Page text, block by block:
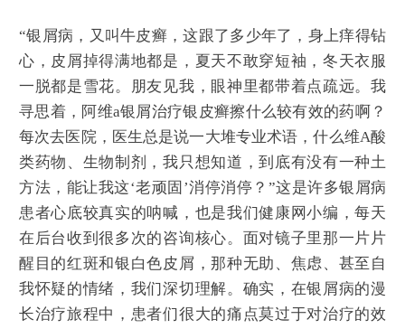
“银屑病，又叫牛皮癣，这跟了多少年了，身上痒得钻
心，皮屑掉得满地都是，夏天不敢穿短袖，冬天衣服
一脱都是雪花。朋友见我，眼神里都带着点疏远。我
寻思着，阿维a银屑治疗银皮癣擦什么较有效的药啊？
每次去医院，医生总是说一大堆专业术语，什么维A酸
类药物、生物制剂，我只想知道，到底有没有一种土
方法，能让我这‘老顽固’消停消停？”这是许多银屑病
患者心底较真实的呐喊，也是我们健康网小编，每天
在后台收到很多次的咨询核心。面对镜子里那一片片
醒目的红斑和银白色皮屑，那种无助、焦虑、甚至自
我怀疑的情绪，我们深切理解。确实，在银屑病的漫
长治疗旅程中，患者们很大的痛点莫过于对治疗的效